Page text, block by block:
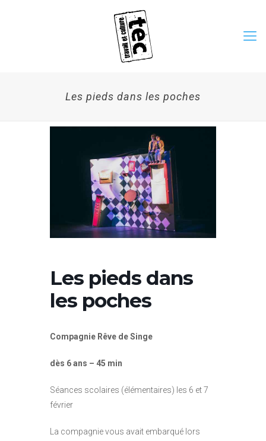
Les pieds dans les poches
Les pieds dans
les poches
Compagnie Rêve de Singe
dès 6 ans – 45 min
Séances scolaires (élémentaires) les 6 et 7
février
La compagnie vous avait embarqué lors